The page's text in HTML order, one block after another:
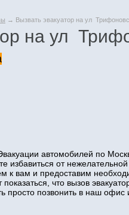
→ Вызвать эвакуатор на ул
на ул
автомобилей по
избавиться от
к вам и предоставим
что вызов
просто позвонить в наш